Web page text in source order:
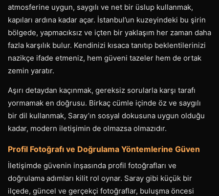
atmosferine uygun, saygılı ve net bir üslup kullanmak,
kapıları ardına kadar açar. İstanbul’un kuzeyindeki bu şirin
bölgede, yapmacıksız ve içten bir yaklaşım her zaman daha
fazla karşılık bulur. Kendinizi kısaca tanıtıp beklentilerinizi
nazikçe ifade etmeniz, hem güveni tazeler hem de ortak
zemin yaratır.
Aşırı detaydan kaçınmak, gereksiz sorularla karşı tarafı
yormamak en doğrusu. Birkaç cümle içinde öz ve saygılı
bir dil kullanmak, Saray’ın sosyal dokusuna uygun olduğu
kadar, modern iletişimin de olmazsa olmazıdır.
Profil Fotoğrafı ve Doğrulama Yöntemlerine Güven
İletişimde güvenin inşasında profil fotoğrafları ve
doğrulama adımları kilit rol oynar. Saray gibi küçük bir
ilçede, güncel ve gerçekçi fotoğraflar, buluşma öncesi